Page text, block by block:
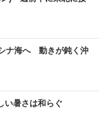
ナ海へ 動きが鈍く沖
暑さは和らぐ